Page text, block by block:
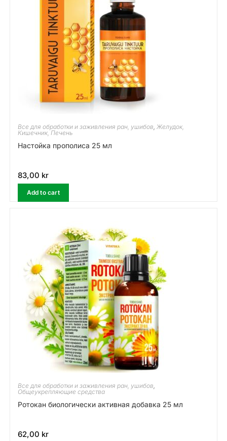
Все для обработки и заживления ран, ушибов Желудок,
Кишечник, Печень
Настойка прополиса 25 мл
83,00 kr
Add to cart
Все для обработки и заживления ран, ушибов,
Общеукрепляющие средства
Ротокан биологически активная добавка 25 мл
62,00 kr